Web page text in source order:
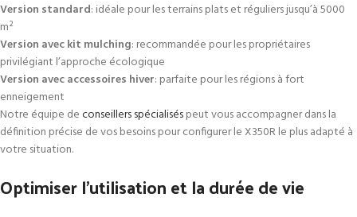
Version standard: idéale pour les terrains plats et réguliers jusqu’à 5000
m²
Version avec kit mulching: recommandée pour les propriétaires
privilégiant l’approche écologique
Version avec accessoires hiver: parfaite pour les régions à fort
enneigement
Notre équipe deconseillers spécialiséspeut vous accompagner dans la
définition précise de vos besoins pour configurer le X350R le plus adapté à
votre situation.
Optimiser l’utilisation et la durée de vie